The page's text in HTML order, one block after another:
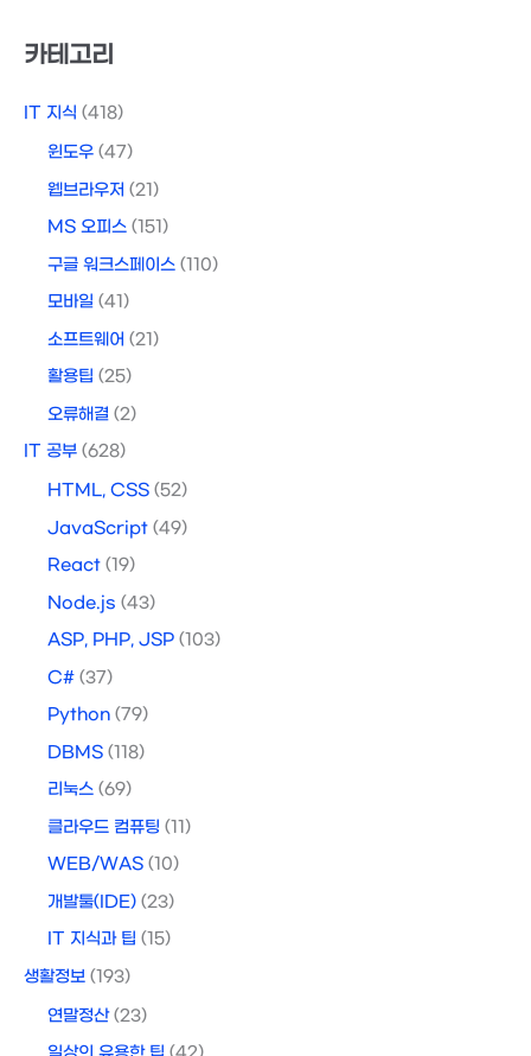
상
카테고리
IT 지식 (418)
윈도우 (47)
웹브라우저 (21)
MS 오피스 (151)
구글 워크스페이스 (110)
모바일 (41)
소프트웨어 (21)
활용팁 (25)
오류해결 (2)
IT 공부 (628)
HTML, CSS (52)
JavaScript (49)
React (19)
Node.js (43)
ASP, PHP, JSP (103)
C# (37)
Python (79)
DBMS (118)
리눅스 (69)
클라우드 컴퓨팅 (11)
WEB/WAS (10)
개발툴(IDE) (23)
IT 지식과 팁 (15)
생활정보 (193)
연말정산(23)